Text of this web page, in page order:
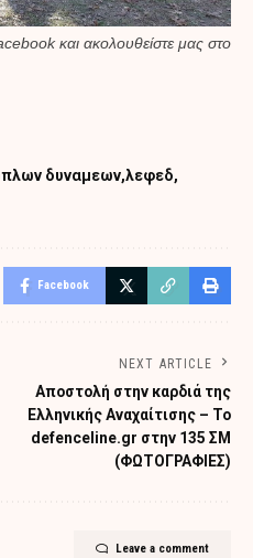
και ακολουθείστε μας στο
δυναμεων λεφεδ
Facebook
NEXT ARTICLE
Αποστολή στην καρδιά της
Ελληνικής Αναχαίτισης – Το
defenceline.gr στην 135 ΣΜ
(ΦΩΤΟΓΡΑΦΙΕΣ)
Leave a comment